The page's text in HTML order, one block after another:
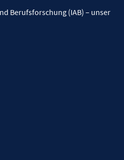
Berufsforschung (IAB) – unser